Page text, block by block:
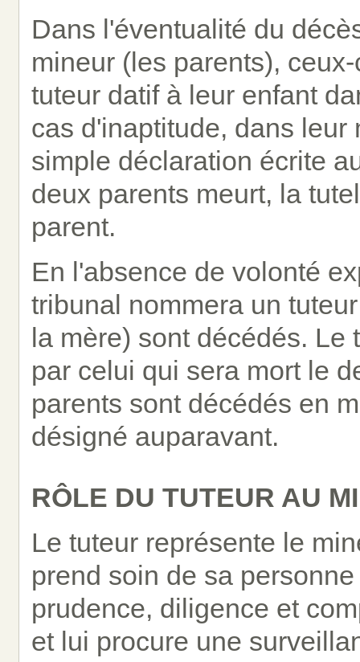
Dans l'éventualité du
mineur (les parents),
tuteur datif à leur enfant
cas d'inaptitude, dans
simple déclaration écrite
deux parents meurt, la
parent.
En l'absence de volonté
tribunal nommera un
la mère) sont décédés. Le
par celui qui sera mort le
parents sont décédés en
désigné auparavant.
RÔLE DU TUTEUR AU
Le tuteur représente le
prend soin de sa
prudence, diligence et
et lui procure une